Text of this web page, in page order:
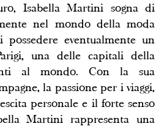
Isabella Martini sogna di
nel mondo della moda
eventualmente un
una delle capitali della
al mondo. Con la sua
la passione per i viaggi,
personale e il forte senso
Martini rappresenta una